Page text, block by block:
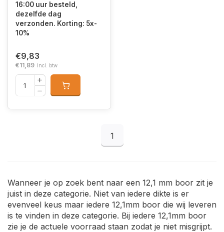
16:00 uur besteld,
dezelfde dag
verzonden. Korting: 5x-
10%
€9,83
€11,89 Incl. btw
1
Wanneer je op zoek bent naar een 12,1 mm boor zit je
juist in deze categorie. Niet van iedere dikte is er
evenveel keus maar iedere 12,1mm boor die wij leveren
is te vinden in deze categorie. Bij iedere 12,1mm boor
zie je de actuele voorraad staan zodat je niet misgrijpt.